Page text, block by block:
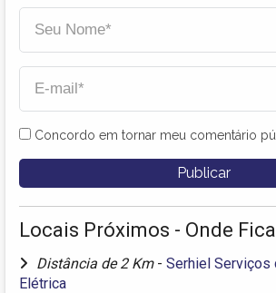
Concordo em tornar meu comentário
Locais Próximos - Onde
Distância de 2 Km - Serhiel Serviços
Elétrica